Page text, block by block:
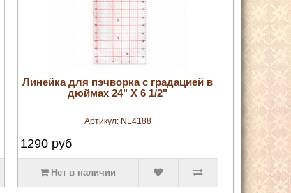
увеличить
Линейка для пэчворка с градацией в
дюймах 24" X 6 1/2"
Артикул: NL4188
1290 руб
Нет в наличии